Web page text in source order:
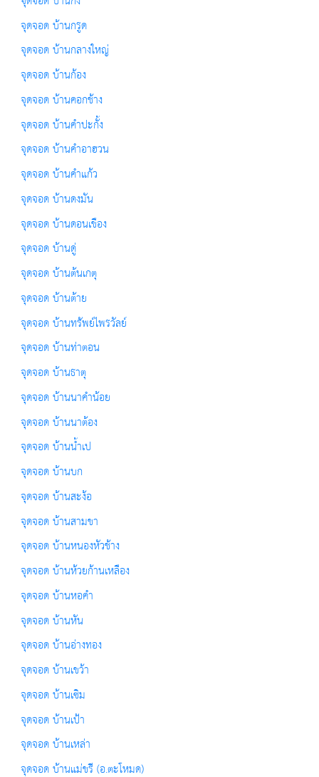
จุดจอด บ้านกรูด
จุดจอด บ้านกลางใหญ่
จุดจอด บ้านก้อง
จุดจอด บ้านคอกช้าง
จุดจอด บ้านคำปะกั้ง
จุดจอด บ้านคำอาฮวน
จุดจอด บ้านคำแก้ว
จุดจอด บ้านดงมัน
จุดจอด บ้านดอนเขือง
จุดจอด บ้านดู่
จุดจอด บ้านต้นเกตุ
จุดจอด บ้านต้าย
จุดจอด บ้านทรัพย์ไพรวัลย์
จุดจอด บ้านท่าตอน
จุดจอด บ้านธาตุ
จุดจอด บ้านนาคำน้อย
จุดจอด บ้านนาต้อง
จุดจอด บ้านน้ำเป
จุดจอด บ้านบก
จุดจอด บ้านสะง้อ
จุดจอด บ้านสามขา
จุดจอด บ้านหนองหัวช้าง
จุดจอด บ้านห้วยก้านเหลือง
จุดจอด บ้านหอคำ
จุดจอด บ้านหัน
จุดจอด บ้านอ่างทอง
จุดจอด บ้านเขว้า
จุดจอด บ้านเซิม
จุดจอด บ้านเป้า
จุดจอด บ้านเหล่า
จุดจอด บ้านแม่ขรี (อ.ตะโหมด)